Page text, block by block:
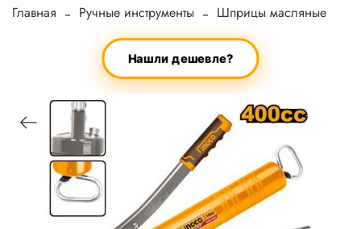
Главная Ручные инструменты Шприцы масляные
Нашли дешевле?